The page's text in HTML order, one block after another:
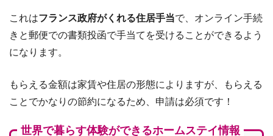
これはフランス政府がくれる住居手当で、オンライン手続
きと郵便での書類投函で手当てを受けることができるよう
になります。
もらえる金額は家賃や住居の形態によりますが、もらえる
ことでかなりの節約になるため、申請は必須です！
世界で暮らす体験ができるホームステイ情報